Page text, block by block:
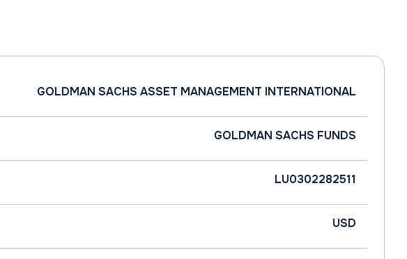
GOLDMAN SACHS ASSET MANAGEMENT INTERNATIONAL
GOLDMAN SACHS FUNDS
LU0302282511
USD